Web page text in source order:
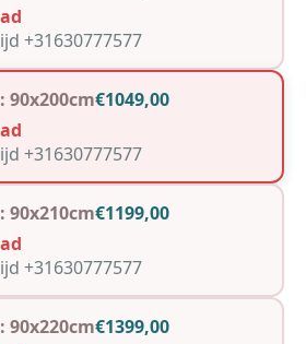
+31630777577
90x200cm€1049,00
+31630777577
90x210cm€1199,00
+31630777577
90x220cm€1399,00